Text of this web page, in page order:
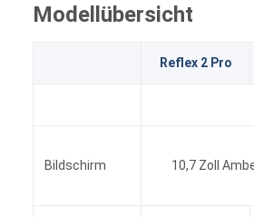
Modellübersicht
Reflex 2 Pro
Bildschirm 10,7 Zoll